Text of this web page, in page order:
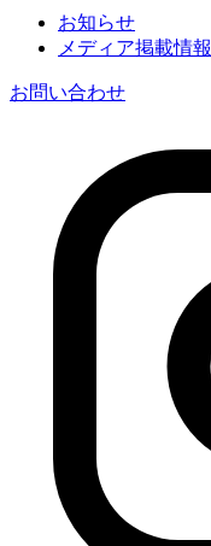
お知らせ
メディア掲載情報
お問い合わせ